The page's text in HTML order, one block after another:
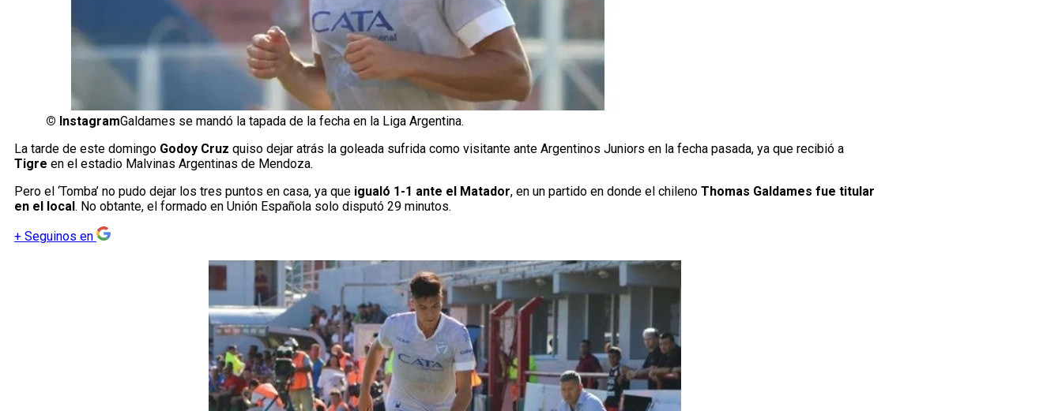
© InstagramGaldames se mandó la tapada de la fecha en la Liga Argentina.
La tarde de este domingo Godoy Cruz quiso dejar atrás la goleada sufrida como visitante ante Argentinos Juniors en la fecha pasada, ya que recibió a
Tigre en el estadio Malvinas Argentinas de Mendoza.
Pero el ‘Tomba’ no pudo dejar los tres puntos en casa, ya que igualó 1-1 ante el Matador, en un partido en donde el chileno Thomas Galdames fue titular
en el local . No obtante, el formado en Unión Española solo disputó 29 minutos.
+ Seguinos en